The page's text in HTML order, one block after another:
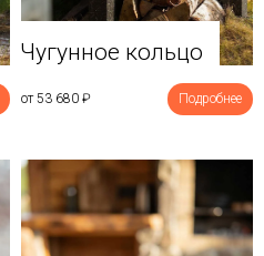
Чугунное кольцо
от 53 680 ₽ Подробнее